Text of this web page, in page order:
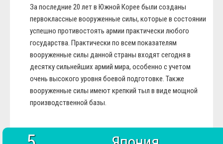
За последние 20 лет в Южной Корее были созданы
первоклассные вооруженные силы, которые в состоянии
успешно противостоять армии практически любого
государства. Практически по всем показателям
вооруженные силы данной страны входят сегодня в
десятку сильнейших армий мира, особенно с учетом
очень высокого уровня боевой подготовке. Также
вооруженные силы имеют крепкий тыл в виде мощной
производственной базы.